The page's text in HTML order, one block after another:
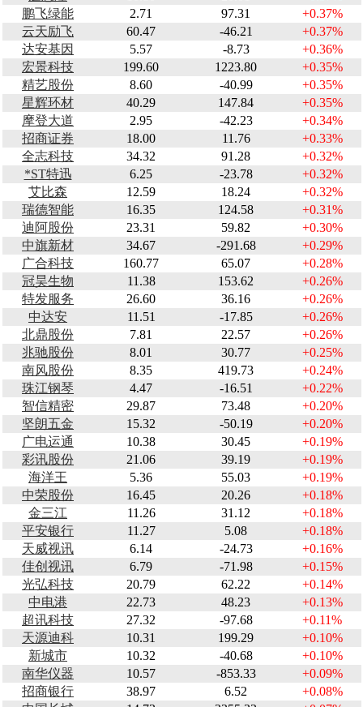
鹏飞绿能
2.71 97.31
+0.37%
云天励飞
60.47 -46.21
+0.37%
达安基因
5.57 -8.73
+0.36%
宏景科技
199.60 1223.80
+0.35%
精艺股份
8.60 -40.99
+0.35%
星辉环材
40.29 147.84
+0.35%
摩登大道
2.95 -42.23
+0.34%
招商证券
18.00 11.76
+0.33%
全志科技
34.32 91.28
+0.32%
*ST特迅
6.25 -23.78
+0.32%
艾比森
12.59 18.24
+0.32%
瑞德智能
16.35 124.58
+0.31%
迪阿股份
23.31 59.82
+0.30%
中旗新材
34.67 -291.68
+0.29%
广合科技
160.77 65.07
+0.28%
冠昊生物
11.38 153.62
+0.26%
特发服务
26.60 36.16
+0.26%
中达安
11.51 -17.85
+0.26%
北鼎股份
7.81 22.57
+0.26%
兆驰股份
8.01 30.77
+0.25%
南风股份
8.35 419.73
+0.24%
珠江钢琴
4.47 -16.51
+0.22%
智信精密
29.87 73.48
+0.20%
坚朗五金
15.32 -50.19
+0.20%
广电运通
10.38 30.45
+0.19%
彩讯股份
21.06 39.19
+0.19%
海洋王
5.36 55.03
+0.19%
中荣股份
16.45 20.26
+0.18%
金三江
11.26 31.12
+0.18%
平安银行
11.27 5.08
+0.18%
天威视讯
6.14 -24.73
+0.16%
佳创视讯
6.79 -71.98
+0.15%
光弘科技
20.79 62.22
+0.14%
中电港
22.73 48.23
+0.13%
超讯科技
27.32 -97.68
+0.11%
天源迪科
10.31 199.29
+0.10%
新城市
10.32 -40.68
+0.10%
南华仪器
10.57 -853.33
+0.09%
招商银行
38.97 6.52
+0.08%